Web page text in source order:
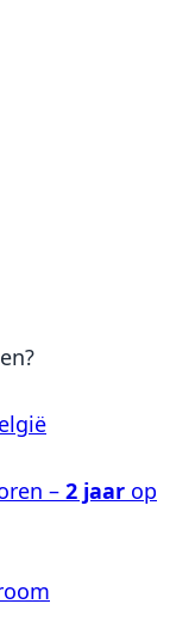
– 2 jaar op